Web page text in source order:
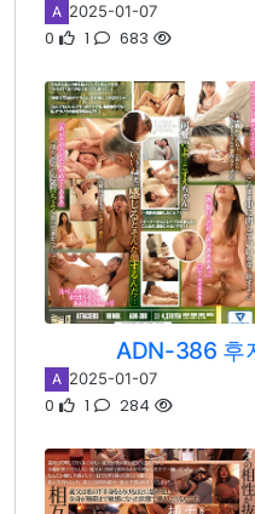
A 2025-01-07
0 1 683
ADN-386 후
A 2025-01-07
0 1 284